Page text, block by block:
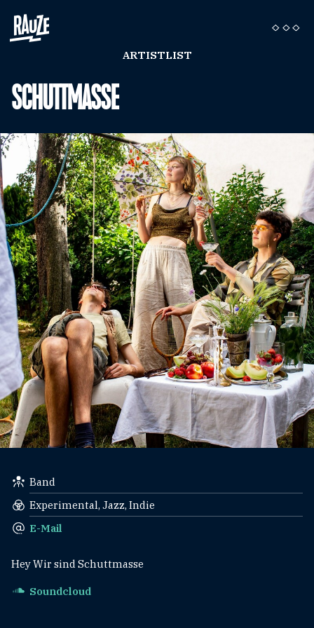
ARTISTLIST
SCHUTTMASSE
Band
Experimental, Jazz, Indie
E-Mail
Hey Wir sind Schuttmasse
Soundcloud